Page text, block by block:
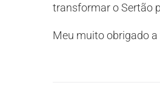
transformar o Sertão
Meu muito obrigado